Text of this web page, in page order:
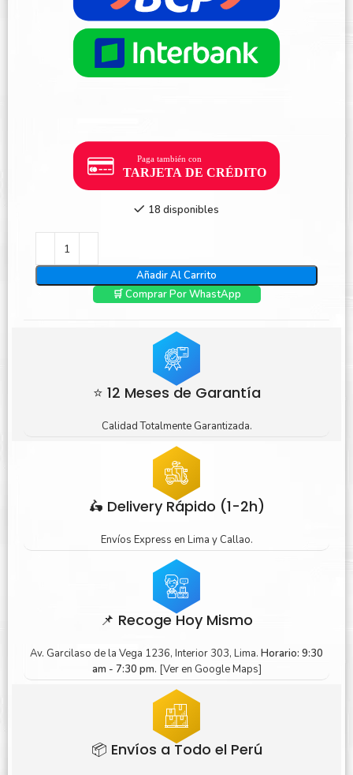
18 disponibles
Añadir Al Carrito
🛒 Comprar Por WhastApp
⭐ 12 Meses de Garantía
Calidad Totalmente Garantizada.
🛵 Delivery Rápido (1-2h)
Envíos Express en Lima y Callao.
📌 Recoge Hoy Mismo
Av. Garcilaso de la Vega 1236, Interior 303, Lima. Horario: 9:30
am - 7:30 pm. [Ver en Google Maps]
📦 Envíos a Todo el Perú